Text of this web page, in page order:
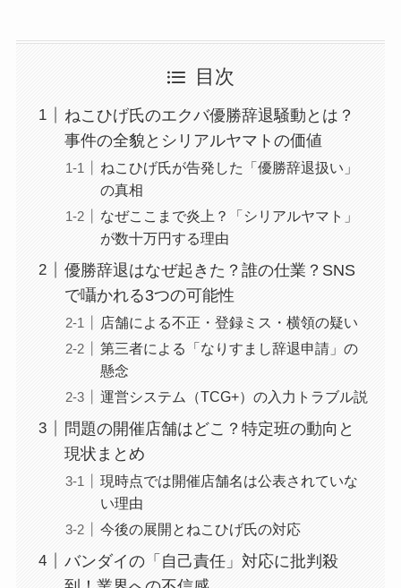
目次
ねこひげ氏のエクバ優勝辞退騒動とは？
事件の全貌とシリアルヤマトの価値
ねこひげ氏が告発した「優勝辞退扱い」
の真相
なぜここまで炎上？「シリアルヤマト」
が数十万円する理由
優勝辞退はなぜ起きた？誰の仕業？SNS
で囁かれる3つの可能性
店舗による不正・登録ミス・横領の疑い
第三者による「なりすまし辞退申請」の
懸念
運営システム（TCG+）の入力トラブル説
問題の開催店舗はどこ？特定班の動向と
現状まとめ
現時点では開催店舗名は公表されていな
い理由
今後の展開とねこひげ氏の対応
バンダイの「自己責任」対応に批判殺